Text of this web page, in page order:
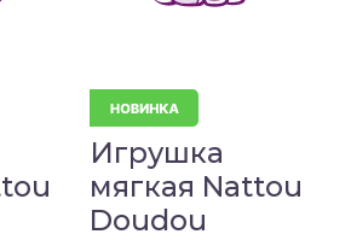
Игрушка
мягкая Nattou
Doudou